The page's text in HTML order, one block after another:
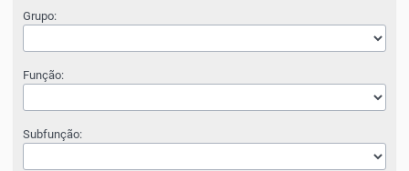
Grupo:
Função:
Subfunção: